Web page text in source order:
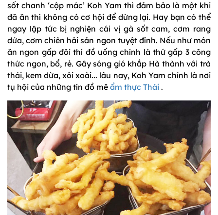
sốt chanh ‘cộp mác’ Koh Yam thì đảm bảo là một khi
đã ăn thì không có cơ hội để dừng lại. Hay bạn có thể
ngay lập tức bị nghiện cái vị gà sốt cam, cơm rang
dứa, cơm chiên hải sản ngon tuyệt đỉnh. Nếu như món
ăn ngon gấp đôi thì đồ uống chính là thứ gấp 3 công
thức ngon, bổ, rẻ. Gây sóng gió khắp Hà thành với trà
thái, kem dừa, xôi xoài... lâu nay, Koh Yam chính là nơi
tụ hội của những tín đồ mê ẩm thực Thái .